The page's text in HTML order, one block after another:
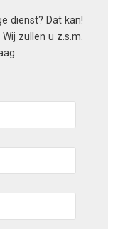
dienst? Dat kan!
zullen u z.s.m.